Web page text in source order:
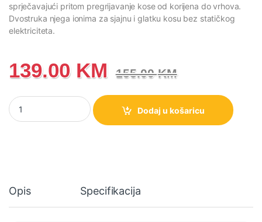
sprječavajući pritom pregrijavanje kose od korijena do vrhova.
Dvostruka njega ionima za sjajnu i glatku kosu bez statičkog
elektriciteta.
139.00 KM 155.00KM
Pegla za kosu Philips 5000 Series BHS520/00 količina
Dodaj u košaricu
Opis Specifikacija